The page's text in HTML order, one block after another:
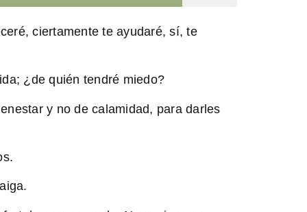
ciertamente te ayudaré, sí, te
¿de quién tendré miedo?
y no de calamidad, para darles